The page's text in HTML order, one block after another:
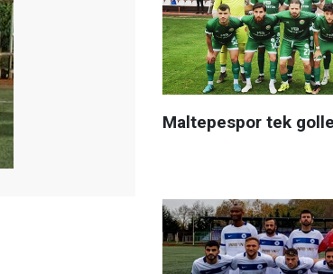
Maltepespor tek golle